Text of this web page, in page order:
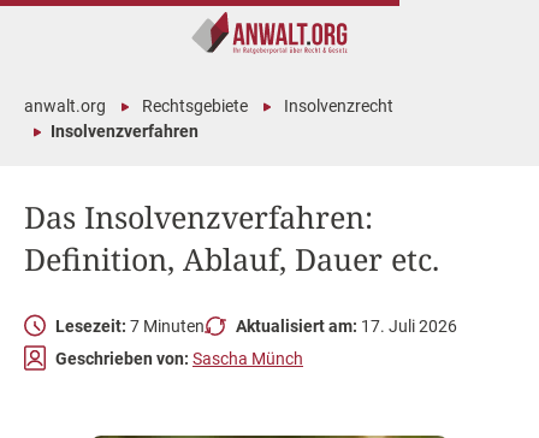
Das Insolvenzverfahren:
Definition, Ablauf, Dauer etc.
anwalt.org Rechtsgebiete
Insolvenzrecht
Insolvenzverfahren
Lesezeit: 7 Minuten Aktualisiert am: 17. Juli 2026
Geschrieben von: Sascha Münch